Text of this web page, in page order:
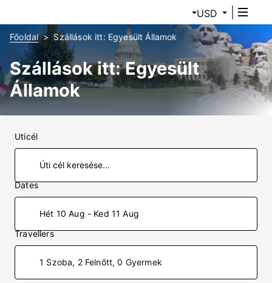
USD
Főoldal Szállások itt: Egyesült Államok
Szállások itt: Egyesült
Államok
Uticél
Dates
Hét 10 Aug - Ked 11 Aug
Travellers
1 Szoba, 2 Felnőtt, 0 Gyermek